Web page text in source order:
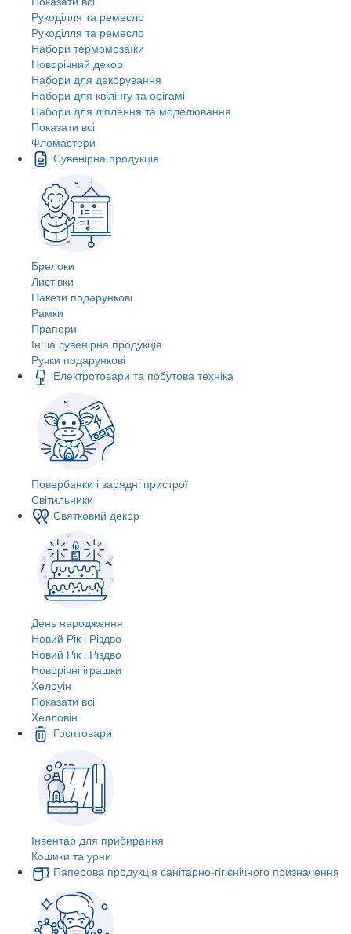
Рукоділля та ремесло
Рукоділля та ремесло
Набори термомозаїки
Новорічний декор
Набори для декорування
Набори для квілінгу та орігамі
Набори для ліплення та моделювання
Показати всі
Фломастери
Сувенірна продукція
Брелоки
Листівки
Пакети подарункові
Рамки
Прапори
Інша сувенірна продукція
Ручки подарункові
Електротовари та побутова техніка
Повербанки і зарядні пристрої
Світильники
Святковий декор
День народження
Новий Рік і Різдво
Новий Рік і Різдво
Новорічні іграшки
Хелоуін
Показати всі
Хелловін
Госптовари
Інвентар для прибирання
Кошики та урни
Паперова продукція санітарно-гігієнічного призначення